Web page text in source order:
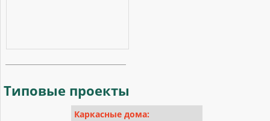
Типовые проекты
Каркасные дома: